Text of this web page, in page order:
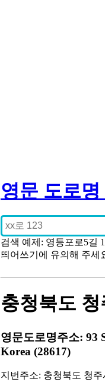
영문 도로
검색 예제: 영등포로5길
띄어쓰기에 유의해 주세
충청북도
영문도로명주소: 93
Korea (28617)
지번주소: 충청북도 청